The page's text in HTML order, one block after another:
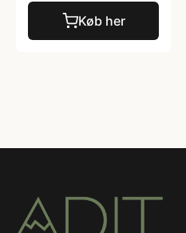
Køb her